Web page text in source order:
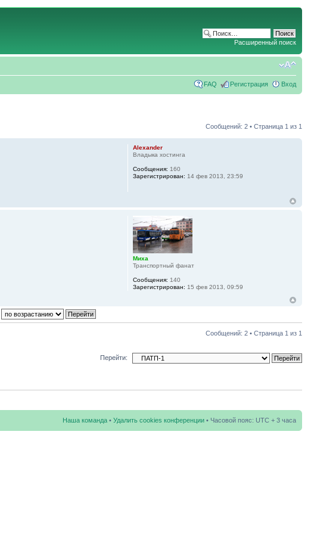
Расширенный поиск
FAQ Регистрация Вход
Сообщений: 2 • Страница 1 из 1
Alexander
Владыка хостинга
Сообщения: 160
Зарегистрирован: 14 фев 2013, 23:59
Миха
Транспортный фанат
Сообщения: 140
Зарегистрирован: 15 фев 2013, 09:59
Сообщений: 2 • Страница 1 из 1
Перейти:
Наша команда • Удалить cookies конференции • Часовой пояс: UTC + 3 часа